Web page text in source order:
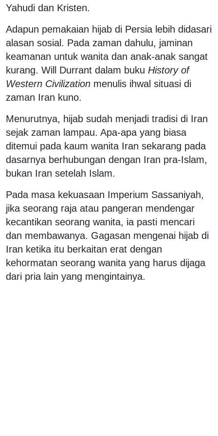
Yahudi dan Kristen.
Adapun pemakaian hijab di Persia lebih didasari
alasan sosial. Pada zaman dahulu, jaminan
keamanan untuk wanita dan anak-anak sangat
kurang. Will Durrant dalam buku History of
Western Civilization menulis ihwal situasi di
zaman Iran kuno.
Menurutnya, hijab sudah menjadi tradisi di Iran
sejak zaman lampau. Apa-apa yang biasa
ditemui pada kaum wanita Iran sekarang pada
dasarnya berhubungan dengan Iran pra-Islam,
bukan Iran setelah Islam.
Pada masa kekuasaan Imperium Sassaniyah,
jika seorang raja atau pangeran mendengar
kecantikan seorang wanita, ia pasti mencari
dan membawanya. Gagasan mengenai hijab di
Iran ketika itu berkaitan erat dengan
kehormatan seorang wanita yang harus dijaga
dari pria lain yang mengintainya.